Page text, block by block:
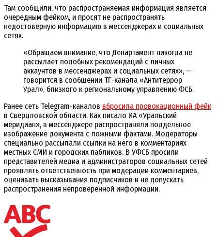
Там сообщили, что распространяемая информация является
очередным фейком, и просят не распространять
недостоверную информацию в мессенджерах и социальных
сетях.
«Обращаем внимание, что Департамент никогда не
рассылает подобных рекомендаций с личных
аккаунтов в мессенджерах и социальных сетях», —
говорится в сообщении ТГ-канала «Антитеррор
Урал», близкого к региональному управлению ФСБ.
Ранее сеть Telegram-каналов вбросила провокационный фейк
в Свердловской области. Как писало ИА «Уральский
меридиан», в мессенджере распространяли поддельное
изображение документа с ложными фактами. Модераторы
специально рассылали ссылки на него в комментариях
местных СМИ и городских пабликов. В УФСБ просили
представителей медиа и администраторов социальных сетей
проявлять ответственность при модерации комментариев,
оценивать высказывания подписчиков и не допускать
распространения непроверенной информации.